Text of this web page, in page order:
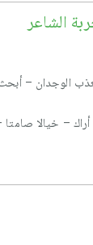
الشاعر
الوجدان –
– خيالا